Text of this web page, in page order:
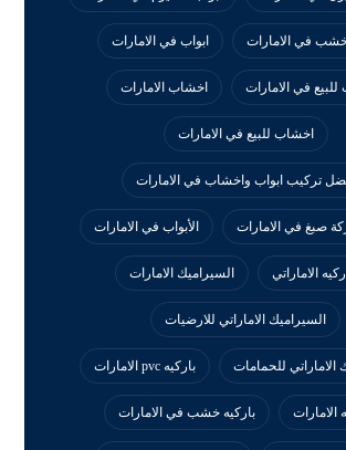
خشب في الامارات ابواب في الامارات
للبيع في الامارات اخشاب الامارات
اخشاب للبيع في الامارات
تركيب ابواب واخشاب في الامارات
صبغ في الامارات الأبواب في الامارات
الاماراتي السيراميك الامارات
السيراميك الاماراتي للارضيات
الاماراتي للحمامات باركيه pvc الامارات
الامارات باركيه خشب في الامارات